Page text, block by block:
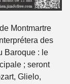
Montmartre
des
Baroque : le
; seront
Glielo,